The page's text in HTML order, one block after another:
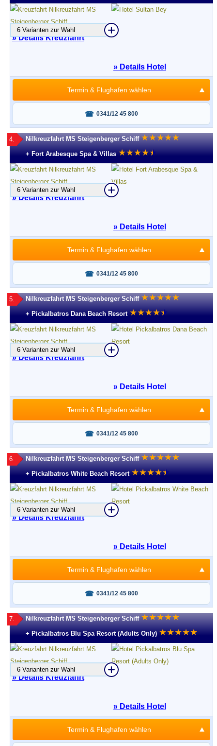
» Details Kreuzfahrt
6 Varianten zur Wahl
» Details Hotel
0341/12 45 800
Termin & Flughafen wählen
4. Nilkreuzfahrt MS Steigenberger Schiff ★★★★★
+ Fort Arabesque Spa & Villas ★★★★★
★
» Details Kreuzfahrt
6 Varianten zur Wahl
» Details Hotel
0341/12 45 800
Termin & Flughafen wählen
5. Nilkreuzfahrt MS Steigenberger Schiff ★★★★★
+ Pickalbatros Dana Beach Resort ★★★★★
★
» Details Kreuzfahrt
6 Varianten zur Wahl
» Details Hotel
0341/12 45 800
Termin & Flughafen wählen
6. Nilkreuzfahrt MS Steigenberger Schiff ★★★★★
+ Pickalbatros White Beach Resort ★★★★★
★
» Details Kreuzfahrt
6 Varianten zur Wahl
» Details Hotel
0341/12 45 800
Termin & Flughafen wählen
7. Nilkreuzfahrt MS Steigenberger Schiff ★★★★★
+ Pickalbatros Blu Spa Resort (Adults Only) ★★★★★
» Details Kreuzfahrt
6 Varianten zur Wahl
» Details Hotel
Termin & Flughafen wählen